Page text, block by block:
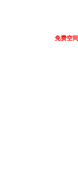
免费空